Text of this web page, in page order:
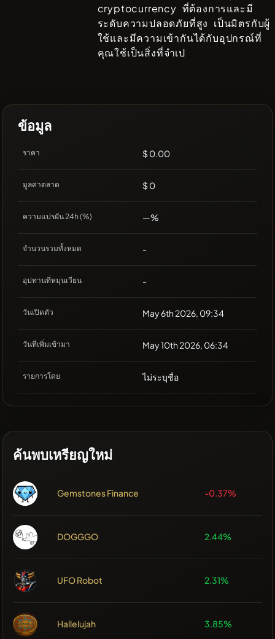
cryptocurrency ที่ต้องการและมี
ระดับความปลอดภัยที่สูง เป็นมิตรกับผู้
ใช้และมีความเข้ากันได้กับอุปกรณ์ที่
คุณใช้เป็นสิ่งที่จำเป
ข้อมูล
ราคา $ 0.00
มูลค่าตลาด $ 0
ความแปรผัน 24h (%) —%
จำนวนรวมทั้งหมด -
อุปทานที่หมุนเวียน -
วันเปิดตัว May 6th 2026, 09:34
วันที่เพิ่มเข้ามา May 10th 2026, 06:34
รายการโดย ไม่ระบุชื่อ
ค้นพบเหรียญใหม่
Gemstones Finance -0.37%
DOGGGO 2.44%
UFO Robot 2.31%
Hallelujah 3.85%